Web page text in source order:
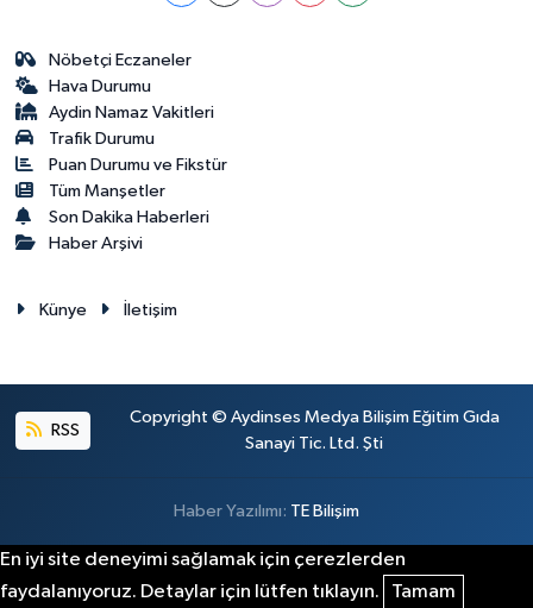
Nöbetçi Eczaneler
Hava Durumu
Aydin Namaz Vakitleri
Trafik Durumu
Puan Durumu ve Fikstür
Tüm Manşetler
Son Dakika Haberleri
Haber Arşivi
Künye İletişim
RSS
Copyright © Aydinses Medya Bilişim Eğitim Gıda
Sanayi Tic. Ltd. Şti
Haber Yazılımı: TE Bilişim
En iyi site deneyimi sağlamak için çerezlerden
faydalanıyoruz. Detaylar için lütfen tıklayın.
Tamam